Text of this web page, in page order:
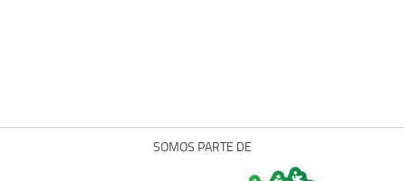
SOMOS PARTE DE